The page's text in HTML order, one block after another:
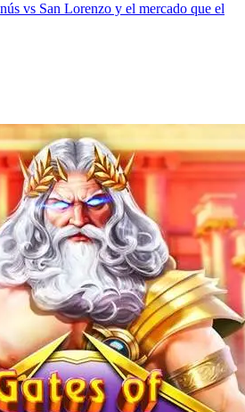
vs San Lorenzo y el mercado que el